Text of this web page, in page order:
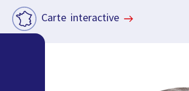
Carte interactive